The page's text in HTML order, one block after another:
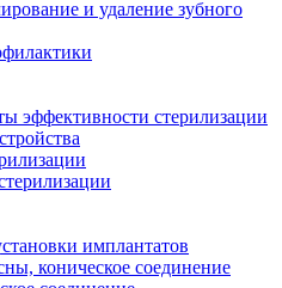
и удаление зубного
эффективности стерилизации
имплантатов
коническое соединение